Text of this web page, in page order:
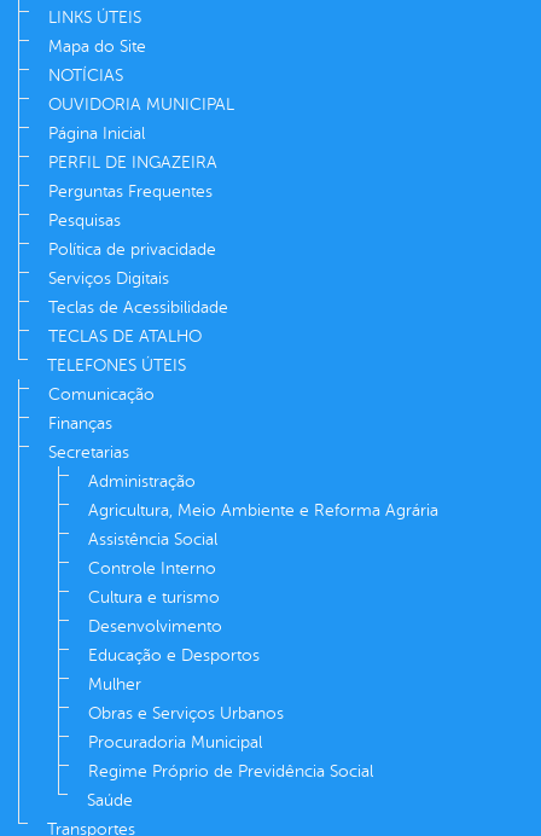
LINKS ÚTEIS
Mapa do Site
NOTÍCIAS
OUVIDORIA MUNICIPAL
Página Inicial
PERFIL DE INGAZEIRA
Perguntas Frequentes
Pesquisas
Política de privacidade
Serviços Digitais
Teclas de Acessibilidade
TECLAS DE ATALHO
TELEFONES ÚTEIS
Comunicação
Finanças
Secretarias
Administração
Agricultura, Meio Ambiente e Reforma Agrária
Assistência Social
Controle Interno
Cultura e turismo
Desenvolvimento
Educação e Desportos
Mulher
Obras e Serviços Urbanos
Procuradoria Municipal
Regime Próprio de Previdência Social
Saúde
Transportes